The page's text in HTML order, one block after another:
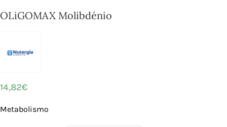
OLiGOMAX Molibdénio
14,82€
Metabolismo